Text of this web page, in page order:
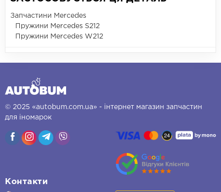
Запчастини Mercedes
Пружини Mercedes S212
Пружини Mercedes W212
© 2025 «autobum.com.ua» - інтернет магазин запчастин
для іномарок
Контакти